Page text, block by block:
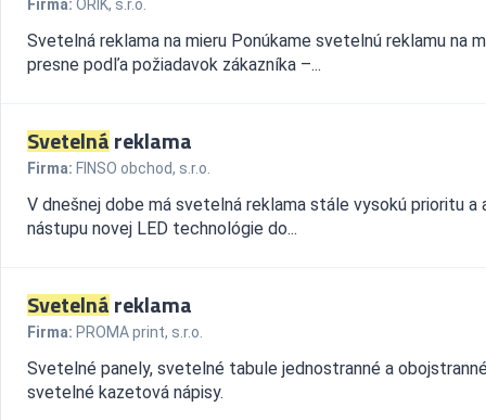
Firma: ORIK, s.r.o.
Svetelná reklama na mieru Ponúkame svetelnú reklamu na
presne podľa požiadavok zákazníka –...
Svetelnáreklama
Firma: FINSO obchod, s.r.o.
V dnešnej dobe má svetelná reklama stále vysokú prioritu a
nástupu novej LED technológie do...
Svetelnáreklama
Firma: PROMA print, s.r.o.
Svetelné panely, svetelné tabule jednostranné a
svetelné kazetová nápisy.